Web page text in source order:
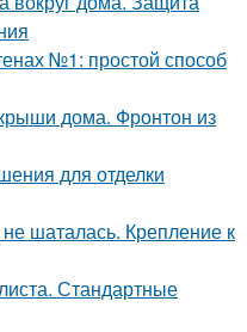
№1: простой способ
дома. Фронтон из
для отделки
шаталась. Крепление к
Стандартные